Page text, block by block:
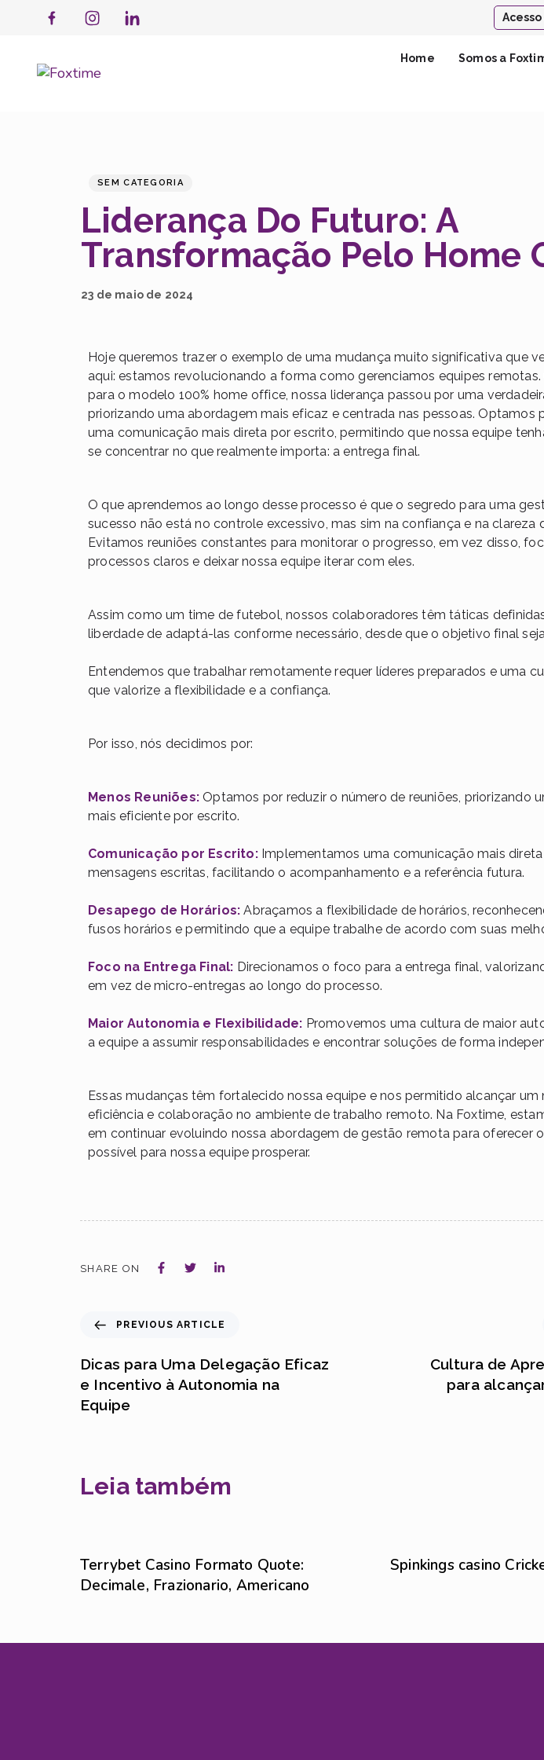
Acesso
Home Somos a
SEM CATEGORIA
Liderança Do Futuro: A
Transformação Pelo Home
23 de maio de 2024
Hoje queremos trazer o exemplo de uma mudança muito significativa que
aqui: estamos revolucionando a forma como gerenciamos equipes
para o modelo 100% home office, nossa liderança passou por uma
priorizando uma abordagem mais eficaz e centrada nas pessoas. Optamos
uma comunicação mais direta por escrito, permitindo que nossa equipe
se concentrar no que realmente importa: a entrega final.
O que aprendemos ao longo desse processo é que o segredo para uma
sucesso não está no controle excessivo, mas sim na confiança e na clareza
Evitamos reuniões constantes para monitorar o progresso, em vez disso,
processos claros e deixar nossa equipe iterar com eles.
Assim como um time de futebol, nossos colaboradores têm táticas
liberdade de adaptá-las conforme necessário, desde que o objetivo final
Entendemos que trabalhar remotamente requer líderes preparados e uma
que valorize a flexibilidade e a confiança.
Por isso, nós decidimos por:
Menos Reuniões: Optamos por reduzir o número de reuniões, priorizando
mais eficiente por escrito.
Comunicação por Escrito:Implementamos uma comunicação mais
mensagens escritas, facilitando o acompanhamento e a referência futura.
Desapego de Horários: Abraçamos a flexibilidade de horários,
fusos horários e permitindo que a equipe trabalhe de acordo com suas
Foco na Entrega Final: Direcionamos o foco para a entrega final,
em vez de micro-entregas ao longo do processo.
Maior Autonomia e Flexibilidade: Promovemos uma cultura de maior
a equipe a assumir responsabilidades e encontrar soluções de forma
Essas mudanças têm fortalecido nossa equipe e nos permitido alcançar
eficiência e colaboração no ambiente de trabalho remoto. Na Foxtime ,
em continuar evoluindo nossa abordagem de gestão remota para oferecer
possível para nossa equipe prosperar.
SHARE ON
PREVIOUS ARTICLE
Dicas para Uma Delegação Eficaz
e Incentivo à Autonomia na
Equipe
Cultura de
para
Leia também
Terrybet Casino Formato Quote:
Decimale, Frazionario, Americano
Spinkings casino